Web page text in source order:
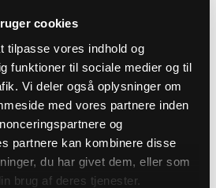
cookies
tilpasse vores indhold og
funktioner til sociale medier og til
Vi deler også oplysninger om
med vores partnere inden
og
partnere kan kombinere disse
du har givet dem, eller som
brug af deres tjenester.
at drage
for butiksinventar, bøjler,
eller andet
er du velkommen til
kontakte os
om de tilgængelige
muligheder.